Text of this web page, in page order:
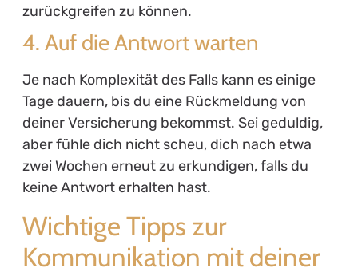
zurückgreifen zu können.
4. Auf die Antwort warten
Je nach Komplexität des Falls kann es einige
Tage dauern, bis du eine Rückmeldung von
deiner Versicherung bekommst. Sei geduldig,
aber fühle dich nicht scheu, dich nach etwa
zwei Wochen erneut zu erkundigen, falls du
keine Antwort erhalten hast.
Wichtige Tipps zur
Kommunikation mit deiner